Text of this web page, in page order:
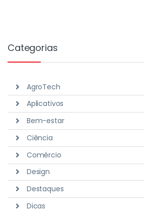
Categorias
AgroTech
Aplicativos
Bem-estar
Ciência
Comércio
Design
Destaques
Dicas